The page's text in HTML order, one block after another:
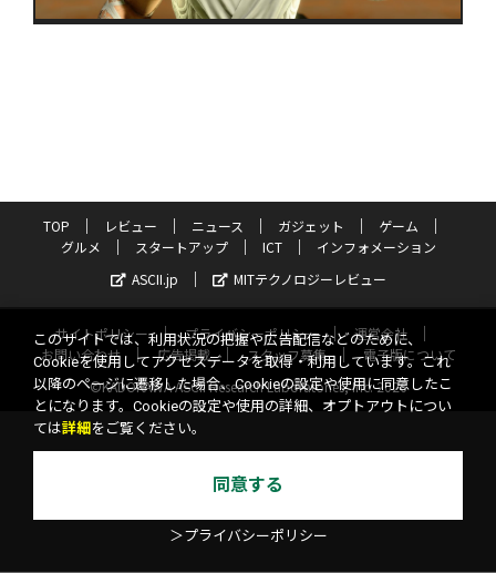
TOP レビュー ニュース ガジェット
ゲーム
グルメ
スタートアップ ICT
インフォメーション
ASCII.jp
MITテクノロジーレビュー
サイトポリシー プライバシーポリシー
運営会社
お問い合わせ
広告掲載 スタッフ募集
電子版について
©KADOKAWA ASCII Research Laboratories, Inc. 2026
このサイトでは、利用状況の把握や広告配信などのために、
Cookieを使用してアクセスデータを取得・利用しています。これ
以降のページに遷移した場合、Cookieの設定や使用に同意したこ
とになります。Cookieの設定や使用の詳細、オプトアウトについ
ては詳細 をご覧ください。
同意する
＞プライバシーポリシー